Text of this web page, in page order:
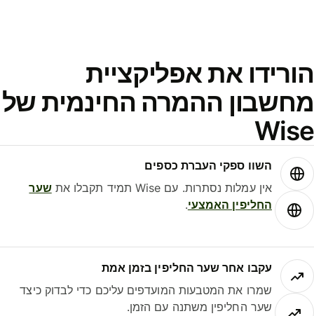
את אפליקציית
ההמרה החינמית של
השוו ספקי העברת כספים
אין עמלות נסתרות. עם Wise תמיד תקבלו את
שער
החליפין האמצעי.
עקבו אחר שער החליפין בזמן אמת
שמרו את המטבעות המועדפים עליכם כדי לבדוק כיצד
שער החליפין משתנה עם הזמן.